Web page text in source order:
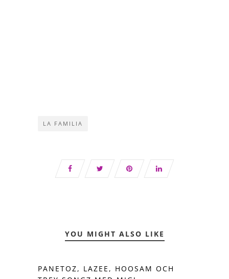
LA FAMILIA
YOU MIGHT ALSO LIKE
PANETOZ, LAZEE, HOOSAM OCH